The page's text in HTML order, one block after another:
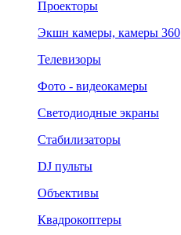
Проекторы
Экшн камеры, камеры 360
Телевизоры
Фото - видеокамеры
Светодиодные экраны
Стабилизаторы
DJ пульты
Объективы
Квадрокоптеры